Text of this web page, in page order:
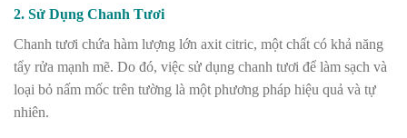
2. Sử Dụng Chanh Tươi
Chanh tươi chứa hàm lượng lớn axit citric, một chất có khả năng
tẩy rửa mạnh mẽ. Do đó, việc sử dụng chanh tươi để làm sạch và
loại bỏ nấm mốc trên tường là một phương pháp hiệu quả và tự
nhiên.